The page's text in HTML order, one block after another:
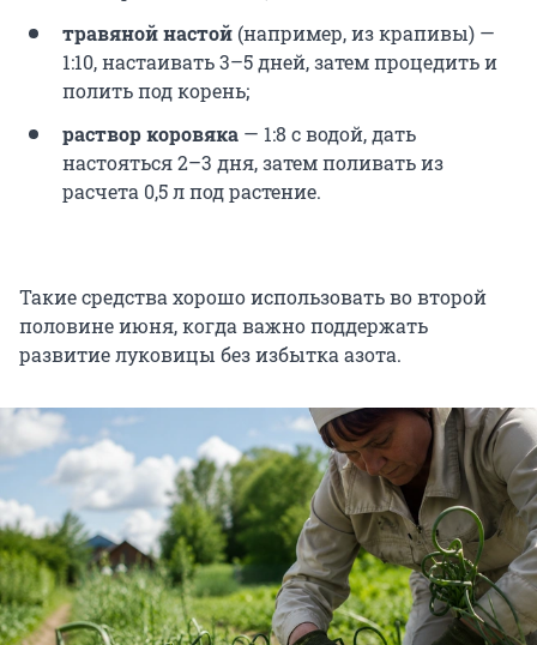
травяной настой (например, из крапивы) —
1:10, настаивать 3–5 дней, затем процедить и
полить под корень;
раствор коровяка — 1:8 с водой, дать
настояться 2–3 дня, затем поливать из
расчета 0,5 лпод растение.
Такие средства хорошо использовать во второй
половине июня, когда важно поддержать
развитие луковицы без избытка азота.